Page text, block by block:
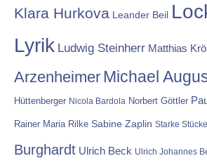
Klara Hurkova Leander Beil
Lyrik Ludwig Steinherr Matthias
Arzenheimer Michael
Hüttenberger Nicola Bardola Norbert Göttler
Rainer Maria Rilke Sabine Zaplin Starke Stücke
Burghardt Ulrich Beck Ulrich Johannes